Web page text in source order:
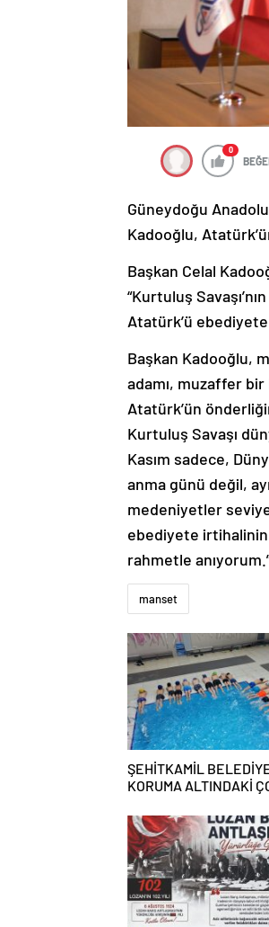
0
Güneydoğu
Kadooğlu,
Başkan Celal
“Kurtuluş
Atatürk’ü
Başkan Kadooğlu,
adamı, muzaffer
Atatürk’ün
Kurtuluş Savaşı
Kasım sadece,
anma günü değil,
medeniyetler
ebediyete irtihalinin
rahmetle
manset
ŞEHİTKAMİL
KORUMA ALTINDAKİ